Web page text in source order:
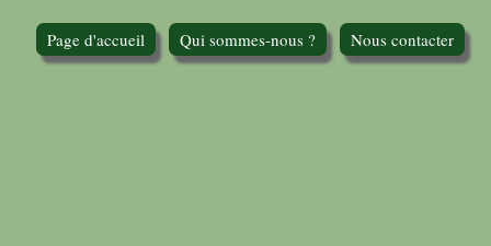
Page d'accueil Qui sommes-nous ? Nous contacter